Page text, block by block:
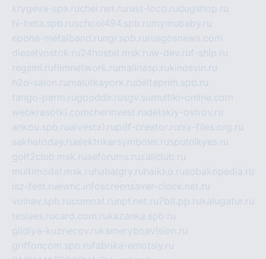
krygeva-spa.ruchel.net.ru rust-loco.rudugshop.ru
hl-beta.spb.ruschool494.spb.ru mymubaby.ru
epoha-metalband.ru ngr.spb.ru rusgosnews.com
dieselvostok.ru24hostel.msk.ruw-dev.ruf-ship.ru
regsmi.rufilmnetwork.ru malinasp.rukinosvin.ru
h2o-salon.ru malutkayork.rudeltaprim.spb.ru
tango-perm.rugooddir.rusgv.su multiki-online.com
webkrasotki.comcherinvest.rudetskiy-ostrov.ru
ankou.spb.rualvesta1.rupdf-creator.ru nix-files.org.ru
sakhatoday.ruelektrikersymboler.rusputnikyes.ru
golf2club.msk.ruaeforums.ruzallclub.ru
multimodal.msk.ru habaigry.ru haikko.rusobakopedia.ru
isz-fest.ruewnc.infoscreensaver-clock.net.ru
volnav.spb.rucomnat.ru npf.net.ru 7bit.pp.rukalugatur.ru
tesiaes.rucard.com.rukazanka.spb.ru
gildiya-kuznecov.rukameryboavision.ru
griffoncom.spb.rufabrika-emotsiy.ru